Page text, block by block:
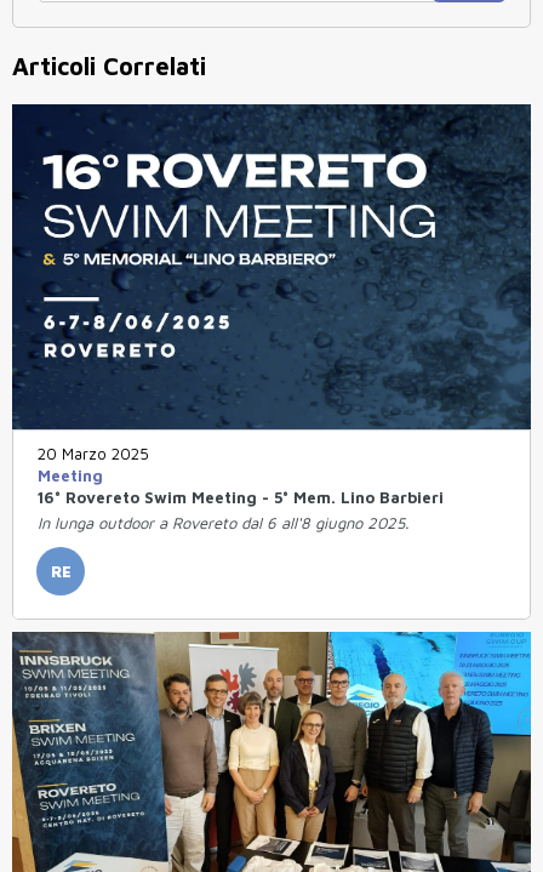
Articoli Correlati
20 Marzo 2025
Meeting
16° Rovereto Swim Meeting - 5° Mem. Lino Barbieri
In lunga outdoor a Rovereto dal 6 all'8 giugno 2025.
RE